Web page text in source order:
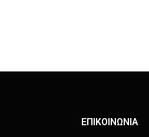
ΕΠΙΚΟΙΝΩΝΙΑ